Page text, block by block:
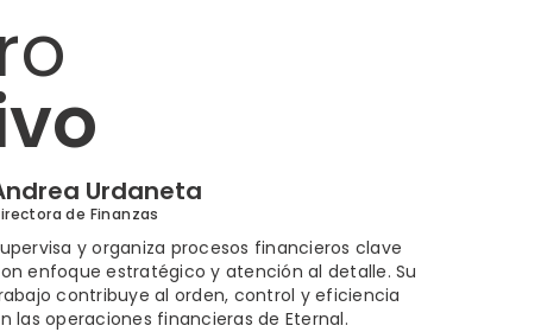
Urdaneta
de Finanzas
y organiza procesos financieros clave
enfoque estratégico y atención al detalle. Su
contribuye al orden, control y eficiencia
las operaciones financieras de Eternal.